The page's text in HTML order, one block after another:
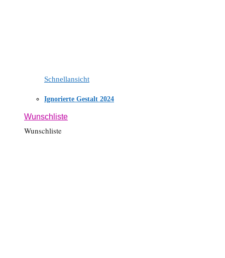
Schnellansicht
Ignorierte Gestalt 2024
Wunschliste
Wunschliste